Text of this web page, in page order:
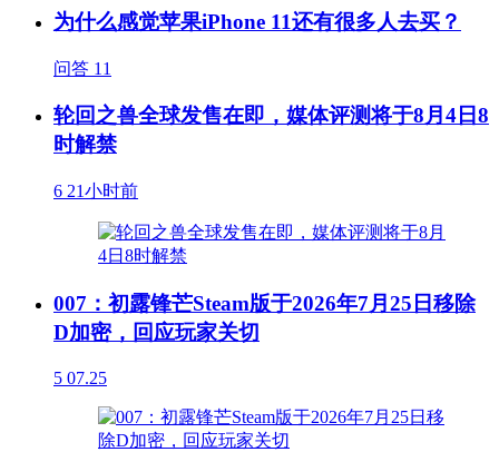
为什么感觉苹果iPhone 11还有很多人去买？
问答 11
轮回之兽全球发售在即，媒体评测将于8月4日8
时解禁
6 21小时前
007：初露锋芒Steam版于2026年7月25日移除
D加密，回应玩家关切
5 07.25